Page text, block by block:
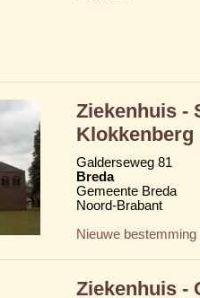
Ziekenhuis -
Klokkenberg
Galderseweg 81
Breda
Gemeente Breda
Noord-Brabant
Nieuwe bestemming
Ziekenhuis -